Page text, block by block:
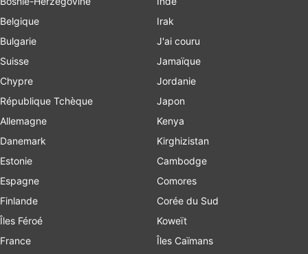
Belgique
Bulgarie
Suisse
Chypre
République Tchèque
Allemagne
Danemark
Estonie
Espagne
Finlande
Îles Féroé
France
Irak
J'ai couru
Jamaïque
Jordanie
Japon
Kenya
Kirghizistan
Cambodge
Comores
Corée du Sud
Koweït
Îles Caïmans